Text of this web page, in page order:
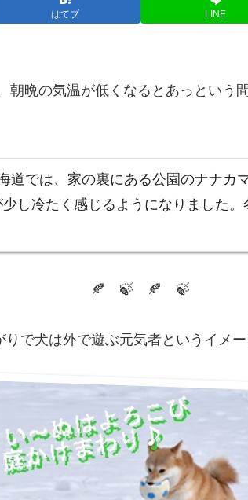
はてブ LINE
朝晩の気温が低くなるとあっという
道では、家の裏にある公園のナナカ
し冷たく感じるようになりました
🍂 🍃 🍂 🍃
で犬は外で遊ぶ元気者というイメー